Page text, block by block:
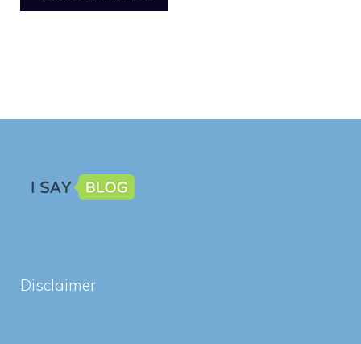
Disclaimer